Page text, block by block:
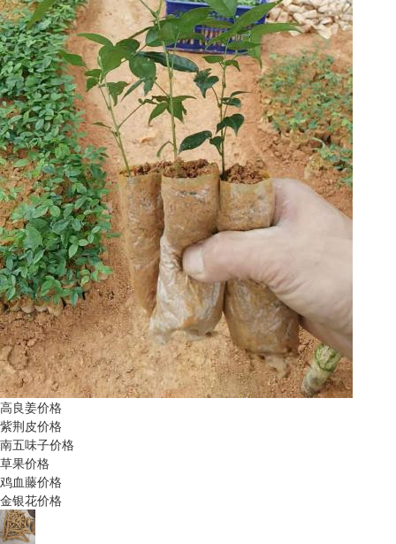
高良姜价格
紫荆皮价格
南五味子价格
草果价格
鸡血藤价格
金银花价格